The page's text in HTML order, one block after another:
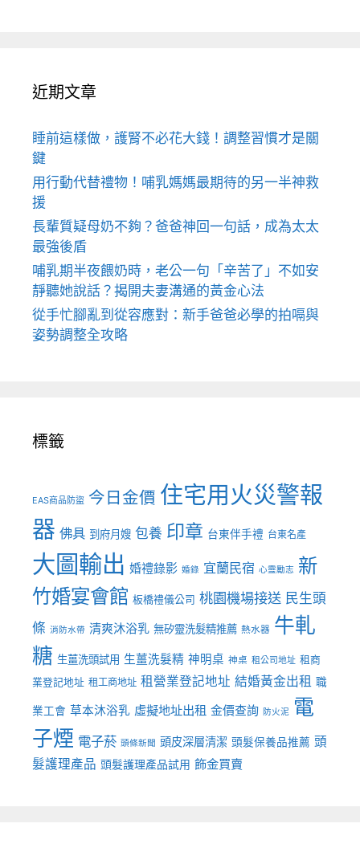
近期文章
睡前這樣做，護腎不必花大錢！調整習慣才是關
鍵
用行動代替禮物！哺乳媽媽最期待的另一半神救
援
長輩質疑母奶不夠？爸爸神回一句話，成為太太
最強後盾
哺乳期半夜餵奶時，老公一句「辛苦了」不如安
靜聽她說話？揭開夫妻溝通的黃金心法
從手忙腳亂到從容應對：新手爸爸必學的拍嗝與
姿勢調整全攻略
標籤
EAS商品防盜 今日金價 住宅用火災警報
器 佛具 到府月嫂 包養 印章 台東伴手禮 台東名產
大圖輸出 婚禮錄影 婚錄 宜蘭民宿 心靈勵志 新
竹婚宴會館 板橋禮儀公司 桃園機場接送 民生頭
條 消防水帶 清爽沐浴乳 無矽靈洗髮精推薦 熱水器 牛軋
糖 生薑洗頭試用 生薑洗髮精 神明桌 神桌 租公司地址 租商
業登記地址 租工商地址 租營業登記地址 結婚黃金出租 職
業工會 草本沐浴乳 虛擬地址出租 金價查詢 防火泥
電
子煙 電子菸 頭條新聞 頭皮深層清潔 頭髮保養品推薦 頭
髮護理產品 頭髮護理產品試用 飾金買賣